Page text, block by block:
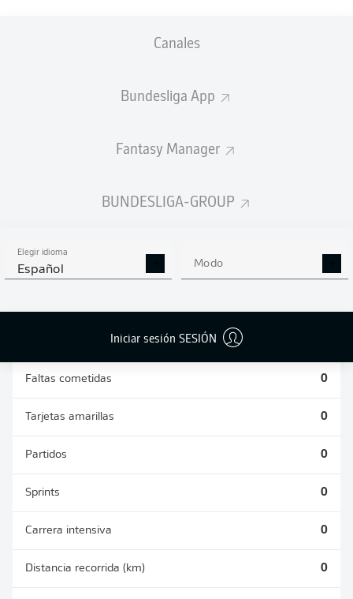
Canales
Bundesliga App
Fantasy Manager
BUNDESLIGA-GROUP
Elegir idioma
Español Modo
Iniciar sesión SESIÓN
ESTADÍSTICAS
Faltas cometidas 0
Tarjetas amarillas 0
Partidos 0
Sprints 0
Carrera intensiva 0
Distancia recorrida (km) 0